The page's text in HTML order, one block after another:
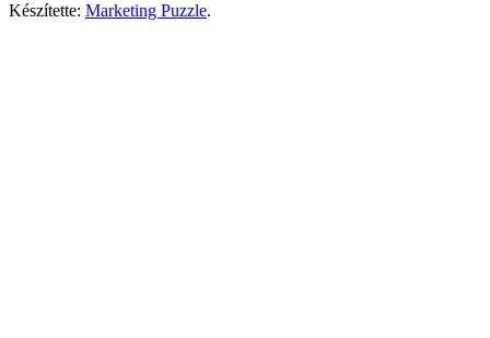
Készítette: Marketing Puzzle.